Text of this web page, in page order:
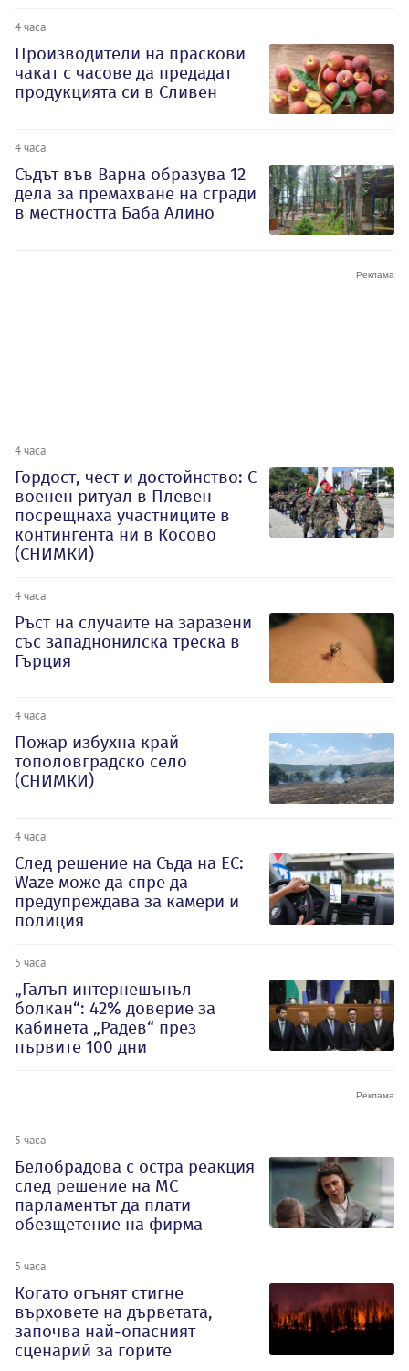
4 часа
Производители на праскови
чакат с часове да предадат
продукцията си в Сливен
4 часа
Съдът във Варна образува 12
дела за премахване на сгради
в местността Баба Алино
4 часа
Гордост, чест и достойнство: С
военен ритуал в Плевен
посрещнаха участниците в
контингента ни в Косово
(СНИМКИ)
4 часа
Ръст на случаите на заразени
със западнонилска треска в
Гърция
4 часа
Пожар избухна край
тополовградско село
(СНИМКИ)
4 часа
След решение на Съда на ЕС:
Waze може да спре да
предупреждава за камери и
полиция
5 часа
„Галъп интернешънъл
болкан“: 42% доверие за
кабинета „Радев“ през
първите 100 дни
5 часа
Белобрадова с остра реакция
след решение на МС
парламентът да плати
обезщетение на фирма
5 часа
Когато огънят стигне
върховете на дърветата,
започва най-опасният
сценарий за горите